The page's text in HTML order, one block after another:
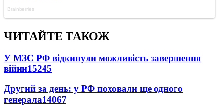
ЧИТАЙТЕ ТАКОЖ
У МЗС РФ відкинули можливість завершення
війни15245
Другий за день: у РФ поховали ще одного
генерала14067